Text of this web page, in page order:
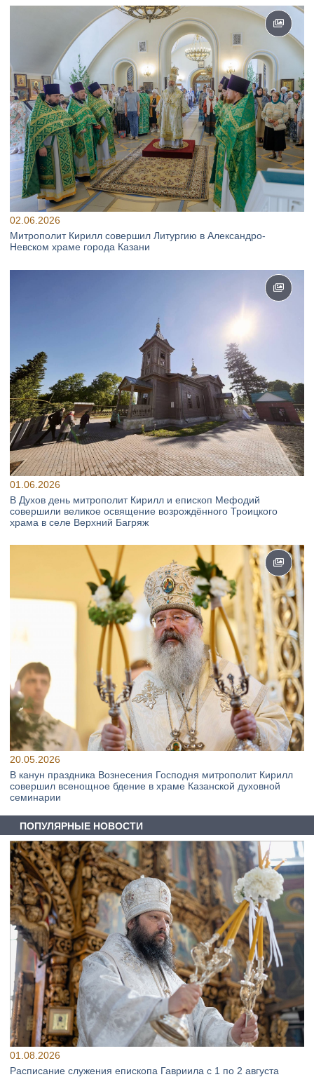
02.06.2026
Митрополит Кирилл совершил Литургию в Александро-
Невском храме города Казани
01.06.2026
В Духов день митрополит Кирилл и епископ Мефодий
совершили великое освящение возрождённого Троицкого
храма в селе Верхний Багряж
20.05.2026
В канун праздника Вознесения Господня митрополит Кирилл
совершил всенощное бдение в храме Казанской духовной
семинарии
ПОПУЛЯРНЫЕ НОВОСТИ
01.08.2026
Расписание служения епископа Гавриила с 1 по 2 августа